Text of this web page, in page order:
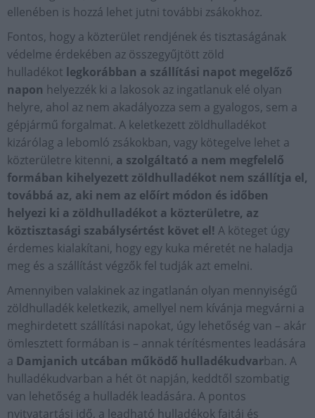
ellenében is hozzá lehet jutni további zsákokhoz.
Fontos, hogy a közterület rendjének és tisztaságának
védelme érdekében az összegyűjtött zöld
hulladékot legkorábban a szállítási napot megelőző
napon helyezzék ki a lakosok az ingatlanuk elé olyan
helyre, ahol az nem akadályozza sem a gyalogos, sem a
gépjármű forgalmat. A keletkezett zöldhulladékot
kizárólag a lebomló zsákokban, vagy kötegelve lehet a
közterületre kitenni, a szolgáltató a nem megfelelő
formában kihelyezett zöldhulladékot nem szállítja el,
továbbá az, aki nem az előírt módon és időben
helyezi ki a zöldhulladékot a közterületre, az
köztisztasági szabálysértést követ el! A köteget úgy
érdemes kialakítani, hogy egy kuka méretét ne haladja
meg és a szállítást végzők fel tudják azt emelni.
Amennyiben valakinek az ingatlanán olyan mennyiségű
zöldhulladék keletkezik, amellyel nem kívánja megvárni a
meghirdetett szállítási napokat, úgy lehetőség van – akár
ömlesztett formában is – annak térítésmentes leadására
a Damjanich utcában működő hulladékudvarban. A
hulladékudvarban a hét öt napján, keddtől szombatig
van lehetőség a hulladék leadására. A pontos
nyitvatartási idő, a leadható hulladékok fajtái és